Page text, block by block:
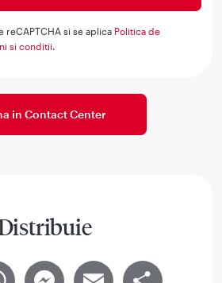
reCAPTCHA si se aplica Politica de
si conditii
in Contact Center